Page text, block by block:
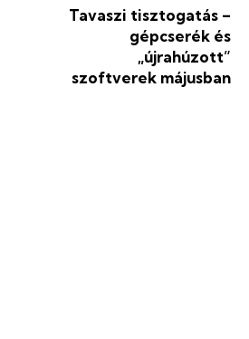
Tavaszi tisztogatás –
gépcserék és
„újrahúzott”
szoftverek májusban